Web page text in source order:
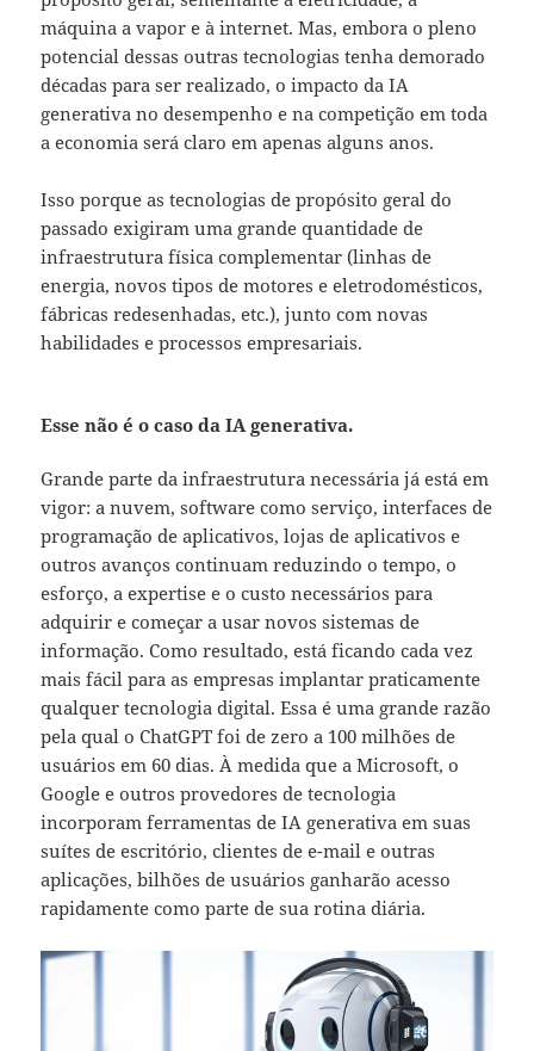
máquina a vapor e à internet. Mas, embora o pleno
potencial dessas outras tecnologias tenha demorado
décadas para ser realizado, o impacto da IA
generativa no desempenho e na competição em toda
a economia será claro em apenas alguns anos.
Isso porque as tecnologias de propósito geral do
passado exigiram uma grande quantidade de
infraestrutura física complementar (linhas de
energia, novos tipos de motores e eletrodomésticos,
fábricas redesenhadas, etc.), junto com novas
habilidades e processos empresariais.
Esse não é o caso da IA generativa.
Grande parte da infraestrutura necessária já está em
vigor: a nuvem, software como serviço, interfaces de
programação de aplicativos, lojas de aplicativos e
outros avanços continuam reduzindo o tempo, o
esforço, a expertise e o custo necessários para
adquirir e começar a usar novos sistemas de
informação. Como resultado, está ficando cada vez
mais fácil para as empresas implantar praticamente
qualquer tecnologia digital. Essa é uma grande razão
pela qual o ChatGPT foi de zero a 100 milhões de
usuários em 60 dias. À medida que a Microsoft, o
Google e outros provedores de tecnologia
incorporam ferramentas de IA generativa em suas
suítes de escritório, clientes de e-mail e outras
aplicações, bilhões de usuários ganharão acesso
rapidamente como parte de sua rotina diária.